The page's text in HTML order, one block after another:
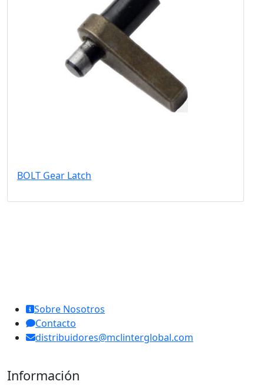
BOLT Gear Latch
Sobre Nosotros
Contacto
distribuidores@mclinterglobal.com
Información